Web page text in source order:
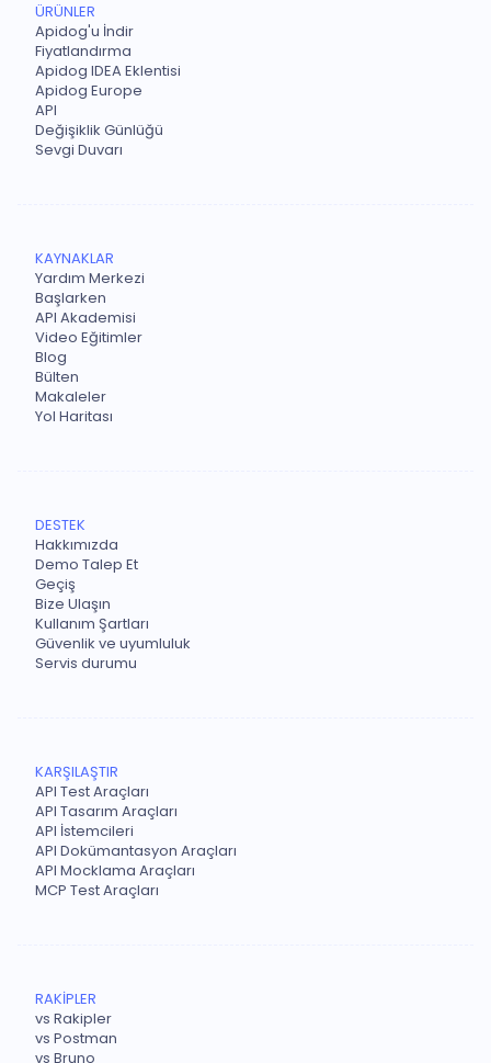
ÜRÜNLER
Apidog'u İndir
Fiyatlandırma
Apidog IDEA Eklentisi
Apidog Europe
API
Değişiklik Günlüğü
Sevgi Duvarı
KAYNAKLAR
Yardım Merkezi
Başlarken
API Akademisi
Video Eğitimler
Blog
Bülten
Makaleler
Yol Haritası
DESTEK
Hakkımızda
Demo Talep Et
Geçiş
Bize Ulaşın
Kullanım Şartları
Güvenlik ve uyumluluk
Servis durumu
KARŞILAŞTIR
API Test Araçları
API Tasarım Araçları
API İstemcileri
API Dokümantasyon Araçları
API Mocklama Araçları
MCP Test Araçları
RAKİPLER
vs Rakipler
vs Postman
vs Bruno